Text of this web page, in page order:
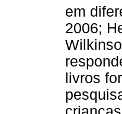
em
2006;
livros